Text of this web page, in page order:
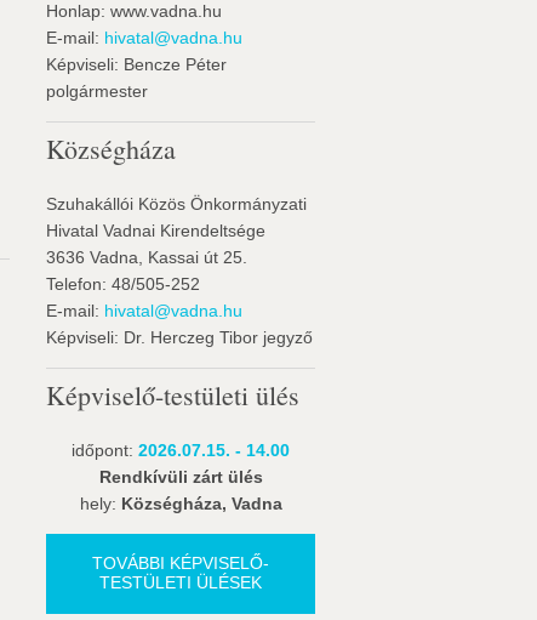
Honlap: www.vadna.hu
E-mail: hivatal@vadna.hu
Képviseli: Bencze Péter
polgármester
Községháza
Szuhakállói Közös Önkormányzati
Hivatal Vadnai Kirendeltsége
3636 Vadna, Kassai út 25.
Telefon: 48/505-252
E-mail: hivatal@vadna.hu
Képviseli: Dr. Herczeg Tibor jegyző
Képviselő-testületi ülés
időpont: 2026.07.15. - 14.00
Rendkívüli zárt ülés
hely: Községháza, Vadna
TOVÁBBI KÉPVISELŐ-
TESTÜLETI ÜLÉSEK